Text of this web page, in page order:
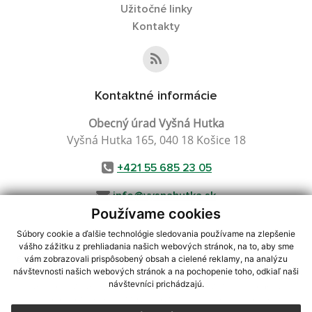
Používame cookies
Súbory cookie a ďalšie technológie sledovania používame na zlepšenie
vášho zážitku z prehliadania našich webových stránok, na to, aby sme
vám zobrazovali prispôsobený obsah a cielené reklamy, na analýzu
návštevnosti našich webových stránok a na pochopenie toho, odkiaľ naši
návštevníci prichádzajú.
Užitočné linky
Kontakty
Kontaktné informácie
Obecný úrad Vyšná Hutka
Vyšná Hutka 165, 040 18 Košice 18
+421 55 685 23 05
info@vysnahutka.sk
využite možnosť získavania aktuálnych informácií s využitím RSS
CMS systém (redakčný) systém ECHELON 2,Mapa stránok,web portál
webex.digital, s.r.o.,domény,registrácia domény